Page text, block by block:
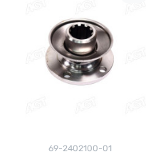
69-2402100-01